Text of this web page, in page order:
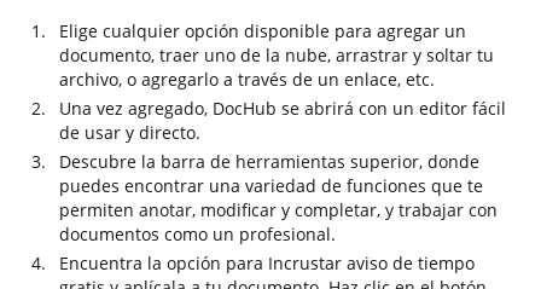
Elige cualquier opción disponible para agregar un
documento, traer uno de la nube, arrastrar y soltar tu
archivo, o agregarlo a través de un enlace, etc.
Una vez agregado, DocHub se abrirá con un editor fácil
de usar y directo.
Descubre la barra de herramientas superior, donde
puedes encontrar una variedad de funciones que te
permiten anotar, modificar y completar, y trabajar con
documentos como un profesional.
Encuentra la opción para Incrustar aviso de tiempo